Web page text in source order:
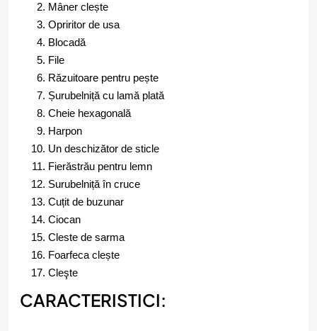
Mâner clește
Opriritor de usa
Blocadă
File
Răzuitoare pentru pește
Șurubelniță cu lamă plată
Cheie hexagonală
Harpon
Un deschizător de sticle
Fierăstrău pentru lemn
Surubelniță în cruce
Cuțit de buzunar
Ciocan
Cleste de sarma
Foarfeca clește
Cleşte
CARACTERISTICI: